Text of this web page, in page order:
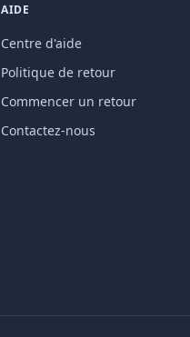
AIDE
Centre d'aide
Politique de retour
Commencer un retour
Contactez-nous